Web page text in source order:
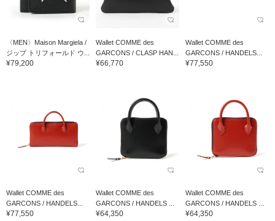
〈MEN〉Maison Margiela /
ジップ トリフォールド ウ...
¥79,200
Wallet COMME des
GARCONS / CLASP HAN...
¥66,770
Wallet COMME des
GARCONS / HANDELS...
¥77,550
Wallet COMME des
GARCONS / HANDELS...
¥77,550
Wallet COMME des
GARCONS / HANDELS ...
¥64,350
Wallet COMME des
GARCONS / HANDELS ...
¥64,350